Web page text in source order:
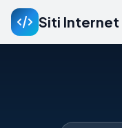
Siti Internet